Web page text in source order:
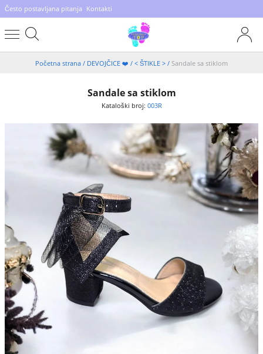
Često postavljana pitanja Kontakti
Početna strana / DEVOJČICE ❤️ / < ŠTIKLE > / Sandale sa stiklom
Sandale sa stiklom
Kataloški broj: 003R